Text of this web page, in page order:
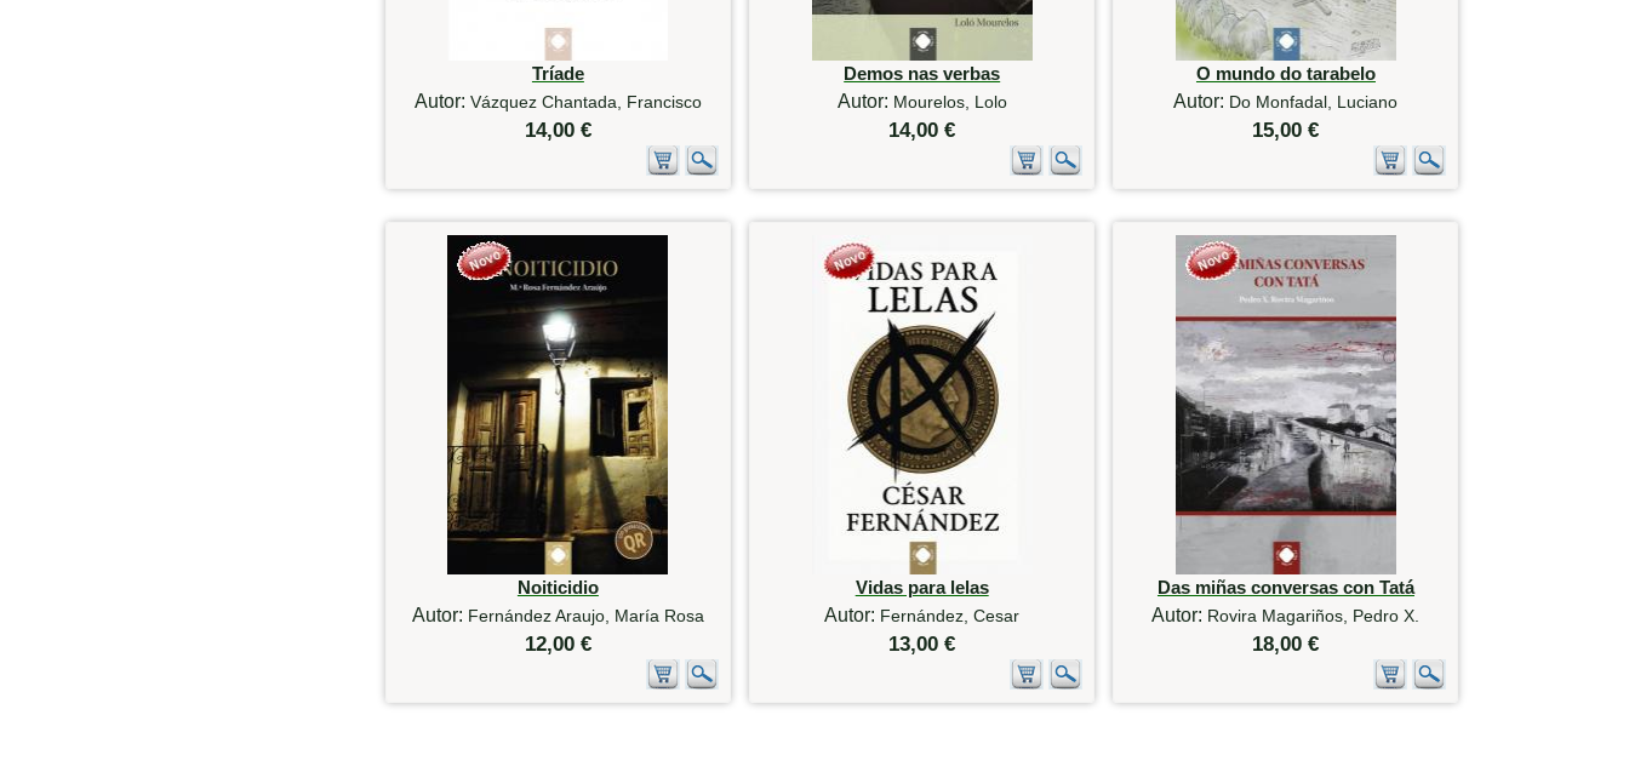
Tríade
Autor: Vázquez Chantada, Francisco
14,00 €
Demos nas verbas
Autor: Mourelos, Lolo
14,00 €
O mundo do tarabelo
Autor: Do Monfadal, Luciano
15,00 €
Noiticidio
Autor: Fernández Araujo, María Rosa
12,00 €
Vidas para lelas
Autor: Fernández, Cesar
13,00 €
Das miñas conversas con Tatá
Autor: Rovira Magariños, Pedro X.
18,00 €